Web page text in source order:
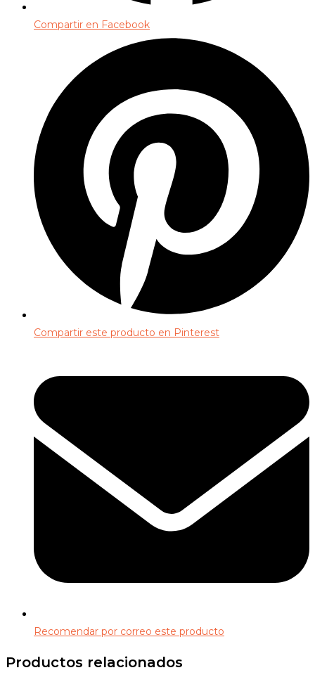
Compartir en Facebook
Compartir este producto en Pinterest
Recomendar por correo este producto
Productos relacionados